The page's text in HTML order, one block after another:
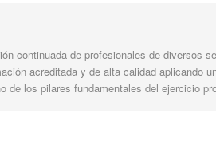
continuada de profesionales de diversos
acreditada y de alta calidad aplicando
de los pilares fundamentales del ejercicio